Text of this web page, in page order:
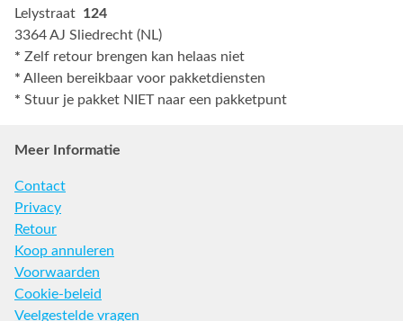
Lelystraat 124
3364 AJ Sliedrecht (NL)
* Zelf retour brengen kan helaas niet
* Alleen bereikbaar voor pakketdiensten
* Stuur je pakket NIET naar een pakketpunt
Meer Informatie
Contact
Privacy
Retour
Koop annuleren
Voorwaarden
Cookie-beleid
Veelgestelde vragen